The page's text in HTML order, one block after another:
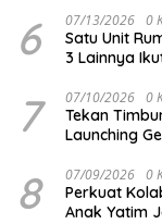
6 07/13/2026 0
Satu Unit
3 Lainnya
7 07/10/2026 0
Tekan
Launching
8 07/09/2026 0
Perkuat
Anak Yatim